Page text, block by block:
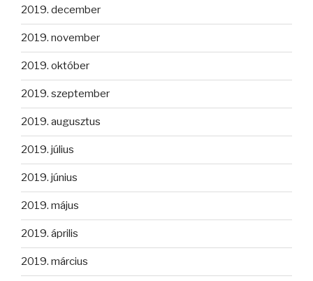
2019. december
2019. november
2019. október
2019. szeptember
2019. augusztus
2019. július
2019. június
2019. május
2019. április
2019. március